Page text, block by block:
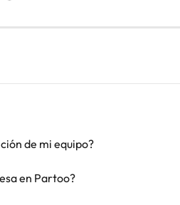
de mi equipo?
en Partoo?